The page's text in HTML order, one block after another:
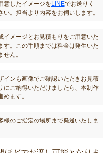
意したイメージを LINEでお送りく
い。担当より内容をお伺いします。
イメージとお見積もりをご用意いた
す。この手順までは料金は発生いた
せん。
インも画像でご確認いただきお見積
にご納得いただけましたら、本制作
めます。
様のご指定の場所まで発送いたしま